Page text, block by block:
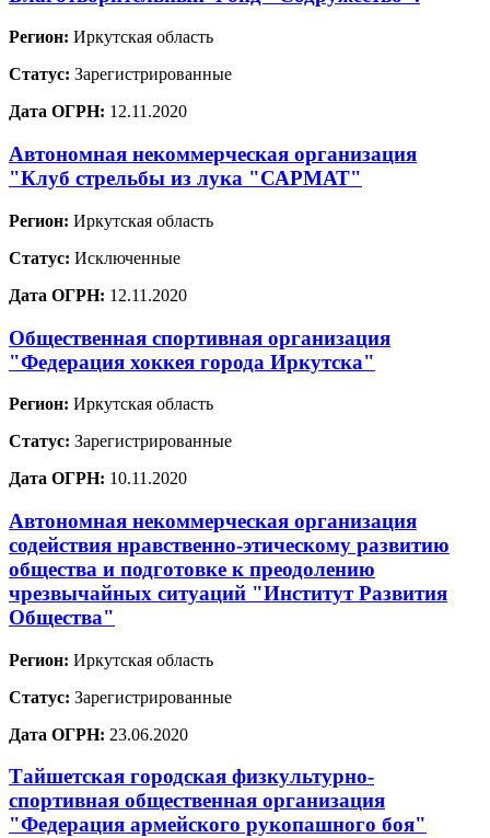
Регион: Иркутская область
Статус: Зарегистрированные
Дата ОГРН: 12.11.2020
Автономная некоммерческая организация
"Клуб стрельбы из лука "САРМАТ"
Регион: Иркутская область
Статус: Исключенные
Дата ОГРН: 12.11.2020
Общественная спортивная организация
"Федерация хоккея города Иркутска"
Регион: Иркутская область
Статус: Зарегистрированные
Дата ОГРН: 10.11.2020
Автономная некоммерческая организация
содействия нравственно-этическому развитию
общества и подготовке к преодолению
чрезвычайных ситуаций "Институт Развития
Общества"
Регион: Иркутская область
Статус: Зарегистрированные
Дата ОГРН: 23.06.2020
Тайшетская городская физкультурно-
спортивная общественная организация
"Федерация армейского рукопашного боя"